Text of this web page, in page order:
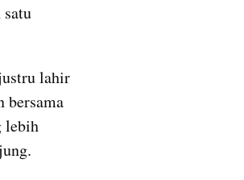
lahir
bersama
lebih